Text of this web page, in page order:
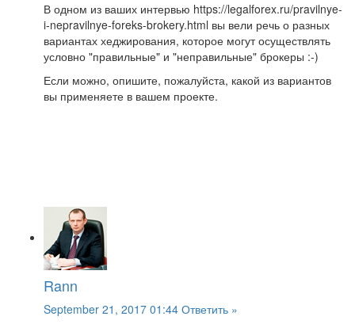
В одном из ваших интервью https://legalforex.ru/pravilnye-
i-nepravilnye-foreks-brokery.html вы вели речь о разных
вариантах хеджирования, которое могут осуществлять
условно "правильные" и "неправильные" брокеры :-)
Если можно, опишите, пожалуйста, какой из вариантов
вы применяете в вашем проекте.
Rann
September 21, 2017 01:44 Ответить »